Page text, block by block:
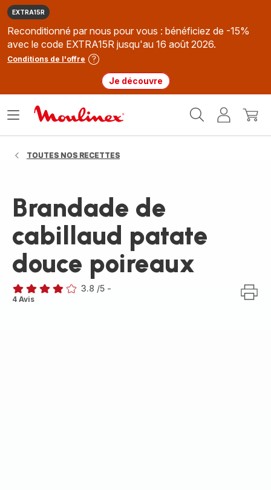
EXTRA15R
Reconditionné par nous pour vous : bénéficiez de -15%
avec le code EXTRA15R jusqu'au 16 août 2026.
Conditions de l'offre
Je découvre
MonMon
Ouvrir
TOUTES NOS RECETTES
Brandade de
cabillaud patate
douce poireaux
ratings.3.8
3.8 /5 -
4 Avis